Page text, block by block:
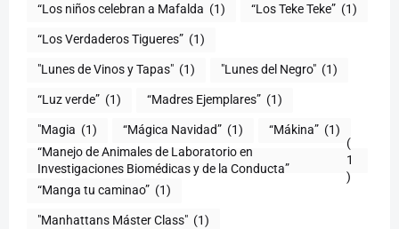
“Los niños celebran a Mafalda (1) “Los Teke Teke” (1)
“Los Verdaderos Tigueres” (1)
"Lunes de Vinos y Tapas" (1) "Lunes del Negro" (1)
“Luz verde” (1) “Madres Ejemplares” (1)
"Magia (1) “Mágica Navidad” (1) “Mákina” (1)
“Manejo de Animales de Laboratorio en
(
1
)
“Manga tu caminao” (1)
"Manhattans Máster Class" (1)